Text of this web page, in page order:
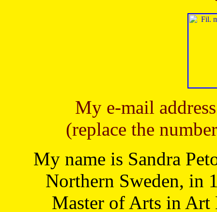
My e-mail
(replace the
My name is Sandra
Northern Sweden, in
Master of Arts in Art